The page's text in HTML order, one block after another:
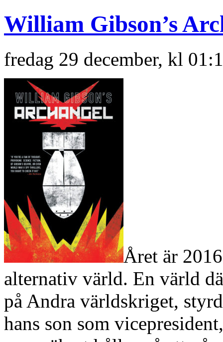
William Gibson’s
fredag 29 december, kl
Året är
alternativ värld. En värld
på Andra världskriget,
hans son som